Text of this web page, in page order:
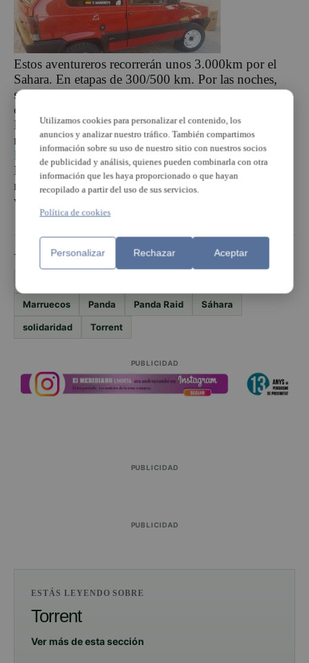
Estos aventureros recorrerán unos 3.000km por el
Sahara. En etapas de 300/500 km. Por las noches,
según nos han explicado, la organización les dará de
cenar y desayunar. Sólo saben que van a recorrer
Marruecos de Norte a Sur y de Este a Oeste. Son el
número 192 y puedes seguir su recorrido a través de
la web de Panda Raid.
El equipaje lo completan herramientas, ruedas de
repuesto, un botiquín y hasta bengalas… ¡Qué es la
vida sino una aventura!
TEMAS
Marruecos Panda Panda Raid Sáhara
solidaridad Torrent
PUBLICIDAD
PUBLICIDAD
PUBLICIDAD
ESTÁS LEYENDO SOBRE
Torrent
Ver más de esta sección
Utilizamos cookies para personalizar el contenido, los
anuncios y analizar nuestro tráfico. También compartimos
información sobre su uso de nuestro sitio con nuestros socios
de publicidad y análisis, quienes pueden combinarla con otra
información que les haya proporcionado o que hayan
recopilado a partir del uso de sus servicios.
Política de cookies
Personalizar Rechazar Aceptar